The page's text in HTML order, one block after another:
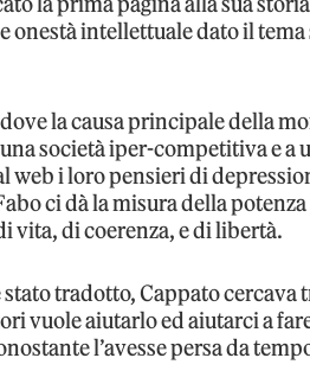
onestà intellettuale dato il
la causa principale della
società iper-competitiva e
web i loro pensieri di
ci dà la misura della
vita, di coerenza, e di libertà.
stato tradotto, Cappato
vuole aiutarlo ed aiutarci a
l’avesse persa da